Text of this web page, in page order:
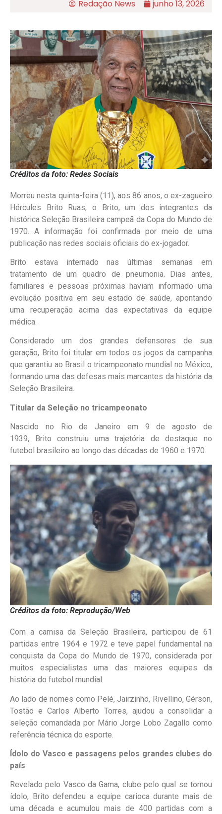
Redação News junho 13, 2026
Créditos da foto: Redes Sociais
Morreu nesta quinta-feira (11), aos 86 anos, o ex-zagueiro
Hércules Brito Ruas, o Brito, um dos integrantes da
histórica Seleção Brasileira campeã da Copa do Mundo de
1970. A informação foi confirmada por meio de uma
publicação nas redes sociais oficiais do ex-jogador.
Brito estava internado nas últimas semanas em
tratamento de um quadro de pneumonia. Dias antes,
familiares e pessoas próximas haviam informado uma
evolução positiva em seu estado de saúde, apontando
uma recuperação acima das expectativas da equipe
médica.
Considerado um dos grandes defensores de sua
geração, Brito foi titular em todos os jogos da campanha
que garantiu ao Brasil o tricampeonato mundial no México,
formando uma das defesas mais marcantes da história da
Seleção Brasileira.
Titular da Seleção no tricampeonato
Nascido no Rio de Janeiro em 9 de agosto de
1939, Brito construiu uma trajetória de destaque no
futebol brasileiro ao longo das décadas de 1960 e 1970.
Créditos da foto: Reprodução/Web
Com a camisa da Seleção Brasileira, participou de 61
partidas entre 1964 e 1972 e teve papel fundamental na
conquista da Copa do Mundo de 1970, considerada por
muitos especialistas uma das maiores equipes da
história do futebol mundial.
Ao lado de nomes como Pelé, Jairzinho, Rivellino, Gérson,
Tostão e Carlos Alberto Torres, ajudou a consolidar a
seleção comandada por Mário Jorge Lobo Zagallo como
referência técnica do esporte.
Ídolo do Vasco e passagens pelos grandes clubes do
país
Revelado pelo Vasco da Gama, clube pelo qual se tornou
ídolo, Brito defendeu a equipe carioca durante mais de
uma década e acumulou mais de 400 partidas com a